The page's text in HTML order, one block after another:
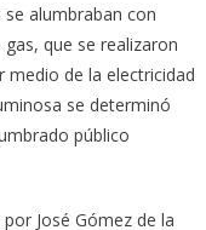
alumbraban con
que se realizaron
medio de la electricidad
se determinó
público
José Gómez de la